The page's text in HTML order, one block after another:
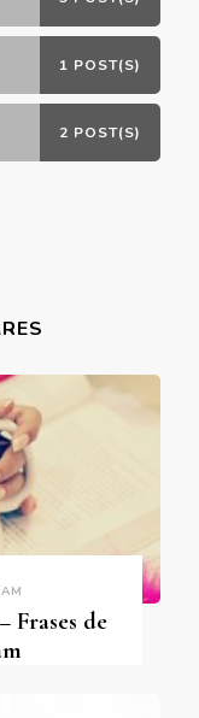
1 POST(S)
2 POST(S)
Frases de